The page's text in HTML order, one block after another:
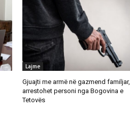
Lajme
Gjuajti me armë në gazmend familjar,
arrestohet personi nga Bogovina e
Tetovës